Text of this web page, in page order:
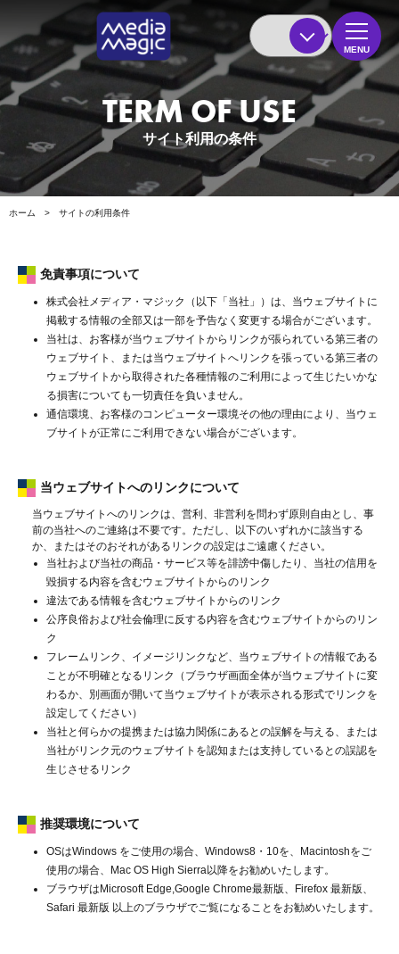
MENU
TERM OF USE
サイト利用の条件
ホーム > サイトの利用条件
免責事項について
株式会社メディア・マジック（以下「当社」）は、当ウェブサイトに
掲載する情報の全部又は一部を予告なく変更する場合がございます。
当社は、お客様が当ウェブサイトからリンクが張られている第三者の
ウェブサイト、または当ウェブサイトへリンクを張っている第三者の
ウェブサイトから取得された各種情報のご利用によって生じたいかな
る損害についても一切責任を負いません。
通信環境、お客様のコンピューター環境その他の理由により、当ウェ
ブサイトが正常にご利用できない場合がございます。
当ウェブサイトへのリンクについて
当ウェブサイトへのリンクは、営利、非営利を問わず原則自由とし、事
前の当社へのご連絡は不要です。ただし、以下のいずれかに該当する
か、またはそのおそれがあるリンクの設定はご遠慮ください。
当社および当社の商品・サービス等を誹謗中傷したり、当社の信用を
毀損する内容を含むウェブサイトからのリンク
違法である情報を含むウェブサイトからのリンク
公序良俗および社会倫理に反する内容を含むウェブサイトからのリン
ク
フレームリンク、イメージリンクなど、当ウェブサイトの情報である
ことが不明確となるリンク（ブラウザ画面全体が当ウェブサイトに変
わるか、別画面が開いて当ウェブサイトが表示される形式でリンクを
設定してください）
当社と何らかの提携または協力関係にあるとの誤解を与える、または
当社がリンク元のウェブサイトを認知または支持しているとの誤認を
生じさせるリンク
推奨環境について
OSはWindows をご使用の場合、Windows8・10を、Macintoshをご
使用の場合、Mac OS High Sierra以降をお勧めいたします。
ブラウザはMicrosoft Edge,Google Chrome最新版、Firefox 最新版、
Safari 最新版 以上のブラウザでご覧になることをお勧めいたします。